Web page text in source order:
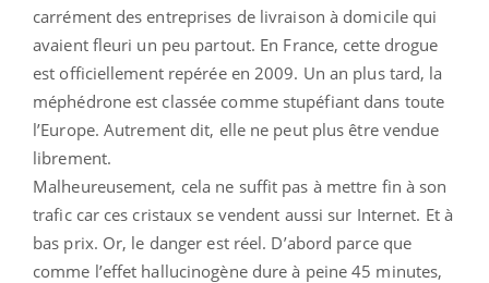
carrément des entreprises de livraison à domicile qui
avaient fleuri un peu partout. En France, cette drogue
est officiellement repérée en 2009. Un an plus tard, la
méphédrone est classée comme stupéfiant dans toute
l’Europe. Autrement dit, elle ne peut plus être vendue
librement.
Malheureusement, cela ne suffit pas à mettre fin à son
trafic car ces cristaux se vendent aussi sur Internet. Et à
bas prix. Or, le danger est réel. D’abord parce que
comme l’effet hallucinogène dure à peine 45 minutes,